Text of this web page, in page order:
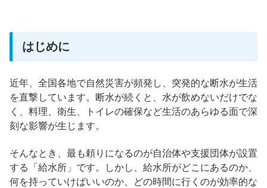
はじめに
近年、全国各地で自然災害が頻発し、突発的な断水が生活
を直撃しています。断水が続くと、水が飲めないだけでな
く、料理、衛生、トイレの確保など生活のあらゆる面で深
刻な影響が生じます。
そんなとき、最も頼りになるのが自治体や支援団体が設置
する「給水所」です。しかし、給水所がどこにあるのか、
何を持っていけばいいのか、どの時間に行くのが効率的な